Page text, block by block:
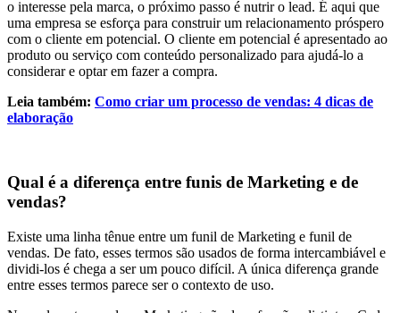
o interesse pela marca, o próximo passo é nutrir o lead. É aqui que
uma empresa se esforça para construir um relacionamento próspero
com o cliente em potencial. O cliente em potencial é apresentado ao
produto ou serviço com conteúdo personalizado para ajudá-lo a
considerar e optar em fazer a compra.
Leia também: Como criar um processo de vendas: 4 dicas de
elaboração
Qual é a diferença entre funis de Marketing e de
vendas?
Existe uma linha tênue entre um funil de Marketing e funil de
vendas. De fato, esses termos são usados ​​de forma intercambiável e
dividi-los é chega a ser um pouco difícil. A única diferença grande
entre esses termos parece ser o contexto de uso.